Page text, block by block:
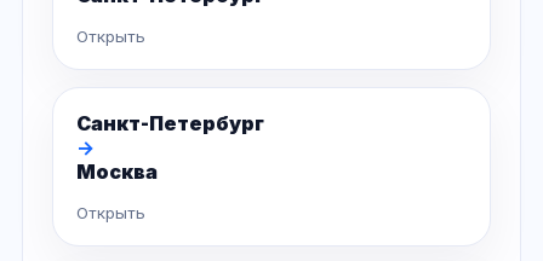
Открыть
Санкт-Петербург
→
Москва
Открыть